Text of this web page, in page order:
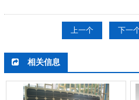
上一个 下一
相关信息